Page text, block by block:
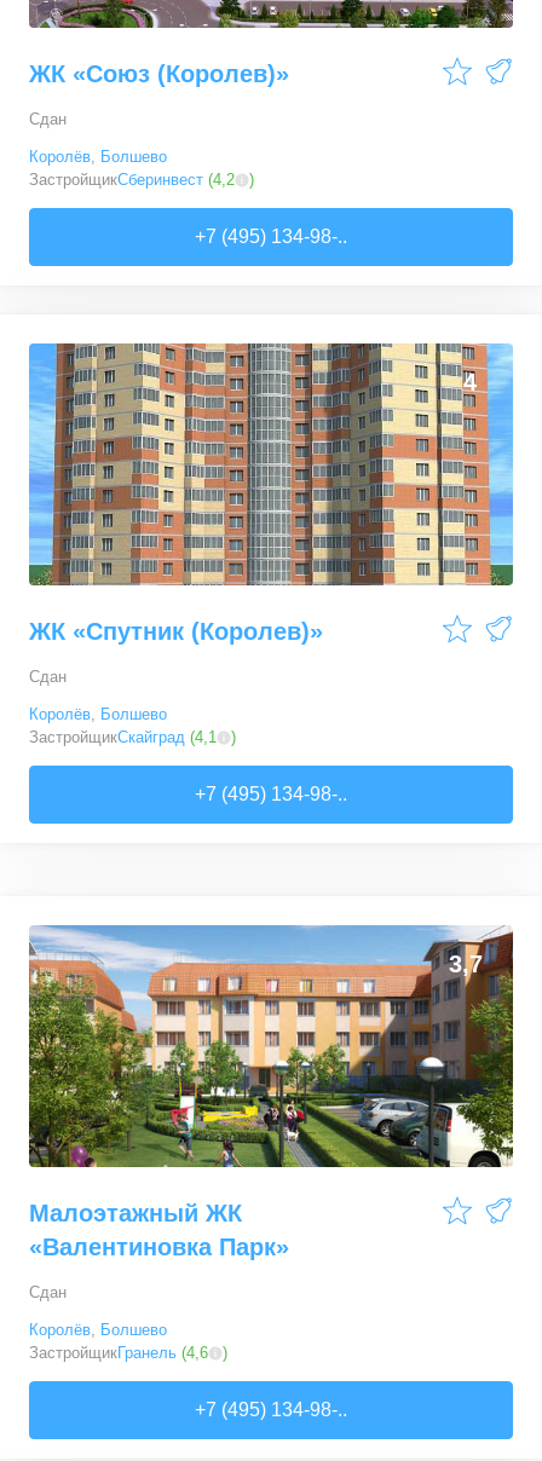
ЖК «Союз (Королев)»
Сдан
Королёв, Болшево
ЗастройщикСберинвест (4,2 )
+7 (495) 134-98-..
4
ЖК «Спутник (Королев)»
Сдан
Королёв, Болшево
ЗастройщикСкайград (4,1 )
+7 (495) 134-98-..
3,7
Малоэтажный ЖК
«Валентиновка Парк»
Сдан
Королёв, Болшево
ЗастройщикГранель (4,6 )
+7 (495) 134-98-..